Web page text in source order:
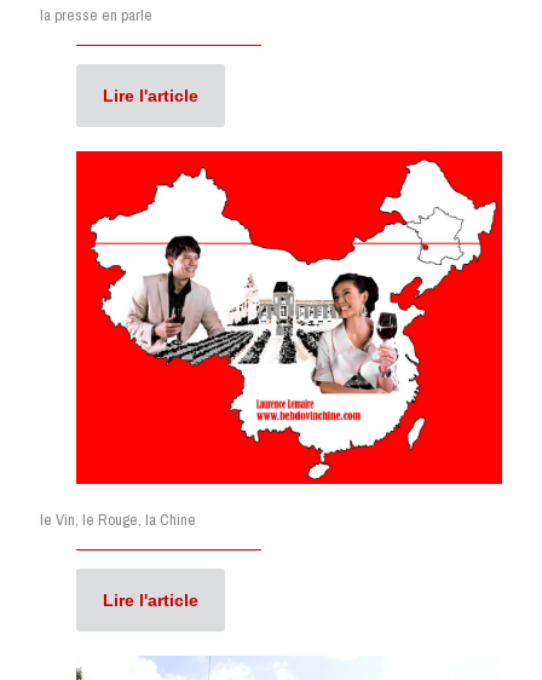
la presse en parle
Lire l'article
le Vin, le Rouge, la Chine
Lire l'article